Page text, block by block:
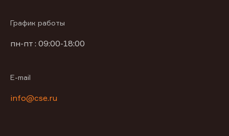
График работы
пн-пт : 09:00-18:00
E-mail
info@cse.ru